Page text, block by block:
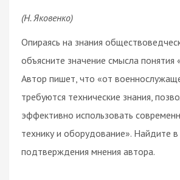
(Н. Яковенко)
Опираясь на знания
объясните значение смысла понятия
Автор пишет, что «от
требуются технические знания,
эффективно использовать
технику и оборудование». Найдите
подтверждения мнения автора.